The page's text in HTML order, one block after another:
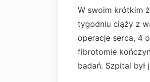
W swoim krótkim
tygodniu ciąży z
operacje serca, 4
fibrotomie
badań. Szpital